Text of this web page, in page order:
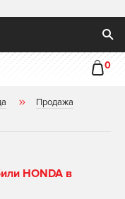
0
Продажа
HONDA в